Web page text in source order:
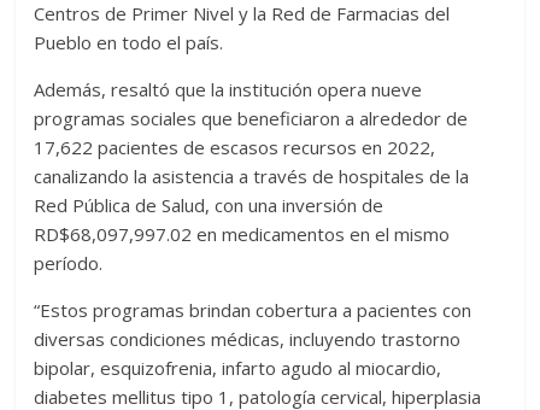
Centros de Primer Nivel y la Red de Farmacias del
Pueblo en todo el país.
Además, resaltó que la institución opera nueve
programas sociales que beneficiaron a alrededor de
17,622 pacientes de escasos recursos en 2022,
canalizando la asistencia a través de hospitales de la
Red Pública de Salud, con una inversión de
RD$68,097,997.02 en medicamentos en el mismo
período.
“Estos programas brindan cobertura a pacientes con
diversas condiciones médicas, incluyendo trastorno
bipolar, esquizofrenia, infarto agudo al miocardio,
diabetes mellitus tipo 1, patología cervical, hiperplasia